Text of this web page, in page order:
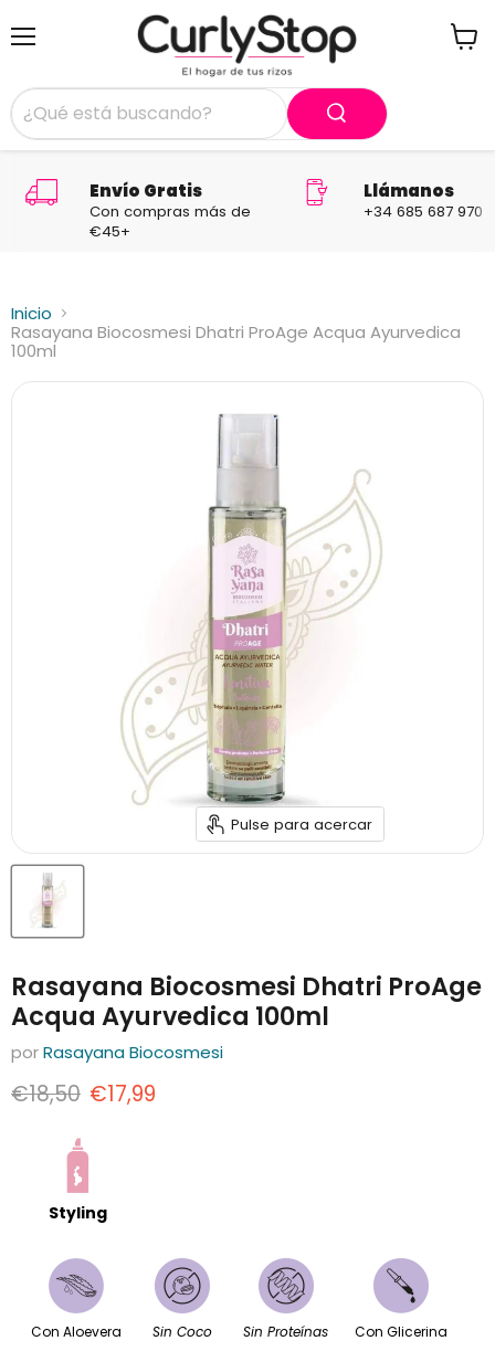
Envío Gratis
Con compras más de
€45+
Llámanos
+34 685 687 970
Inicio
Rasayana Biocosmesi Dhatri ProAge Acqua Ayurvedica
100ml
Pulse para acercar
Rasayana Biocosmesi Dhatri ProAge
Acqua Ayurvedica 100ml
porRasayana Biocosmesi
Precio original
€18,50 Precio actual
€17,99
Styling
Con Aloevera Sin Coco Sin Proteínas Con Glicerina